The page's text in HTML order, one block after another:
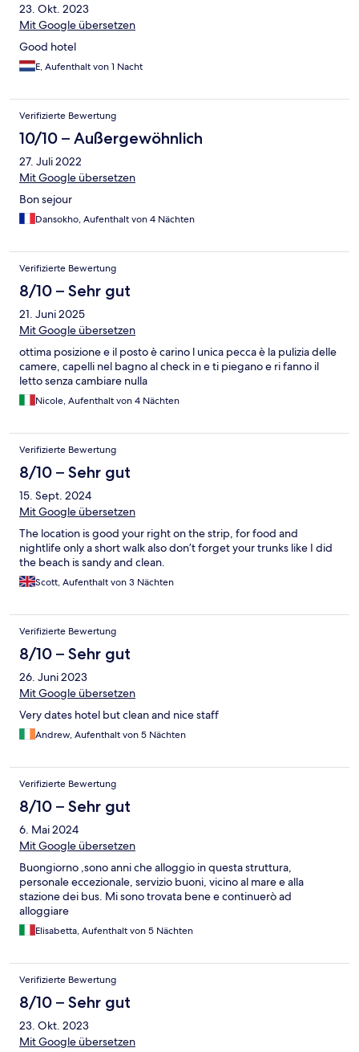
23. Okt. 2023
Mit Google übersetzen
Good hotel
E, Aufenthalt von 1 Nacht
Verifizierte Bewertung
10/10 – Außergewöhnlich
27. Juli 2022
Mit Google übersetzen
Bon sejour
Dansokho, Aufenthalt von 4 Nächten
Verifizierte Bewertung
8/10 – Sehr gut
21. Juni 2025
Mit Google übersetzen
ottima posizione e il posto è carino l unica pecca è la pulizia delle
camere, capelli nel bagno al check in e ti piegano e ri fanno il
letto senza cambiare nulla
Nicole, Aufenthalt von 4 Nächten
Verifizierte Bewertung
8/10 – Sehr gut
15. Sept. 2024
Mit Google übersetzen
The location is good your right on the strip, for food and
nightlife only a short walk also don’t forget your trunks like I did
the beach is sandy and clean.
Scott, Aufenthalt von 3 Nächten
Verifizierte Bewertung
8/10 – Sehr gut
26. Juni 2023
Mit Google übersetzen
Very dates hotel but clean and nice staff
Andrew, Aufenthalt von 5 Nächten
Verifizierte Bewertung
8/10 – Sehr gut
6. Mai 2024
Mit Google übersetzen
Buongiorno ,sono anni che alloggio in questa struttura,
personale eccezionale, servizio buoni, vicino al mare e alla
stazione dei bus. Mi sono trovata bene e continuerò ad
alloggiare
Elisabetta, Aufenthalt von 5 Nächten
Verifizierte Bewertung
8/10 – Sehr gut
23. Okt. 2023
Mit Google übersetzen